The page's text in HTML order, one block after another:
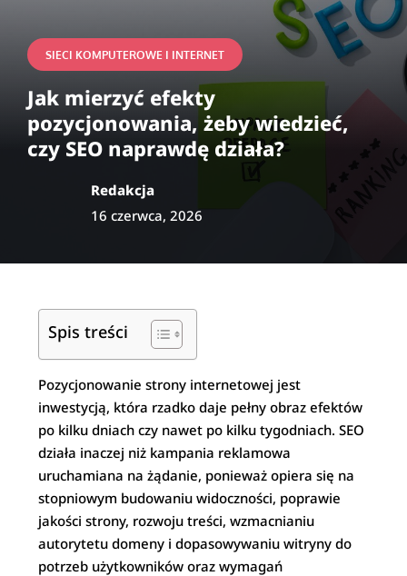
SIECI KOMPUTEROWE I INTERNET
Jak mierzyć efekty
pozycjonowania, żeby wiedzieć,
czy SEO naprawdę działa?
Redakcja
16 czerwca, 2026
Spis treści
Pozycjonowanie strony internetowej jest
inwestycją, która rzadko daje pełny obraz efektów
po kilku dniach czy nawet po kilku tygodniach. SEO
działa inaczej niż kampania reklamowa
uruchamiana na żądanie, ponieważ opiera się na
stopniowym budowaniu widoczności, poprawie
jakości strony, rozwoju treści, wzmacnianiu
autorytetu domeny i dopasowywaniu witryny do
potrzeb użytkowników oraz wymagań